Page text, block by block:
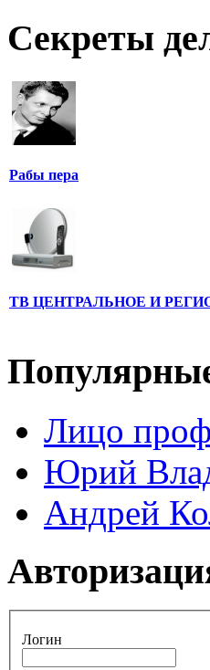
Секреты
Рабы пера
ТВ ЦЕНТРАЛЬНОЕ И
Лицо
Юрий
Андрей
Логин